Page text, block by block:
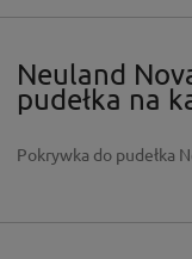
Neuland
pudełka na
Pokrywka do pudełka